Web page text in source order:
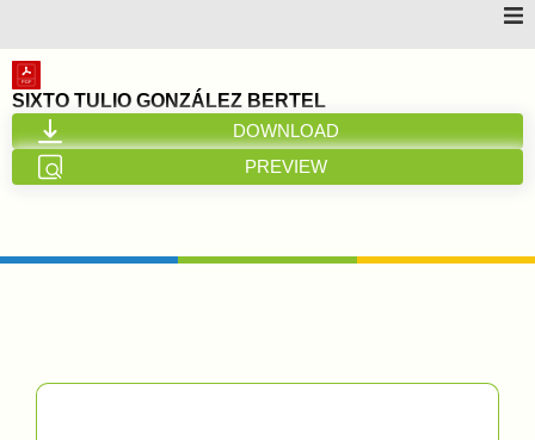
Inicio
Nosotros
Transparencia
Participa
SIXTO TULIO GONZÁLEZ BERTEL
DOWNLOAD
PREVIEW